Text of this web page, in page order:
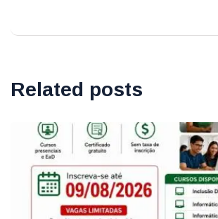
Related posts